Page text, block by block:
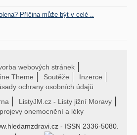
Příčina může být v celé ..
webových stránek
Theme
Soutěže
Inzerce
ochrany osobních údajů
ListyJM.cz - Listy jižní Moravy
onemocnění a léky
- ISSN 2336-5080.